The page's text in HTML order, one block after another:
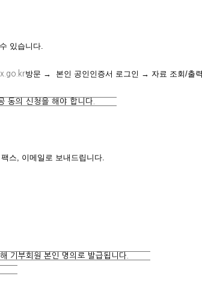
할 수 있습니다.
방문 → 본인 공인인증서 로그인 → 자료 조회/출
공 동의 신청을 해야 합니다.
, 팩스, 이메일로 보내드립니다.
해 기부회원 본인 명의로 발급됩니다.
번)